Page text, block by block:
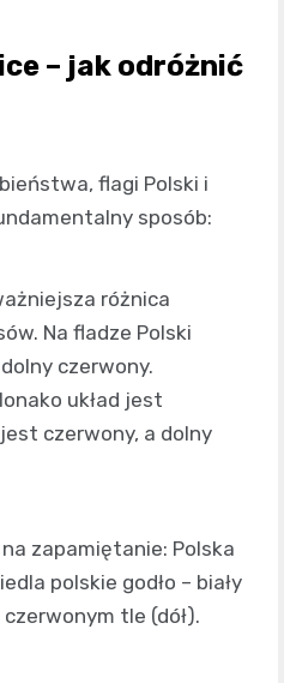
– jak odróżnić
flagi Polski i
sposób:
różnica
Na fladze Polski
czerwony.
układ jest
czerwony, a dolny
zapamiętanie: Polska
polskie godło – biały
czerwonym tle (dół).